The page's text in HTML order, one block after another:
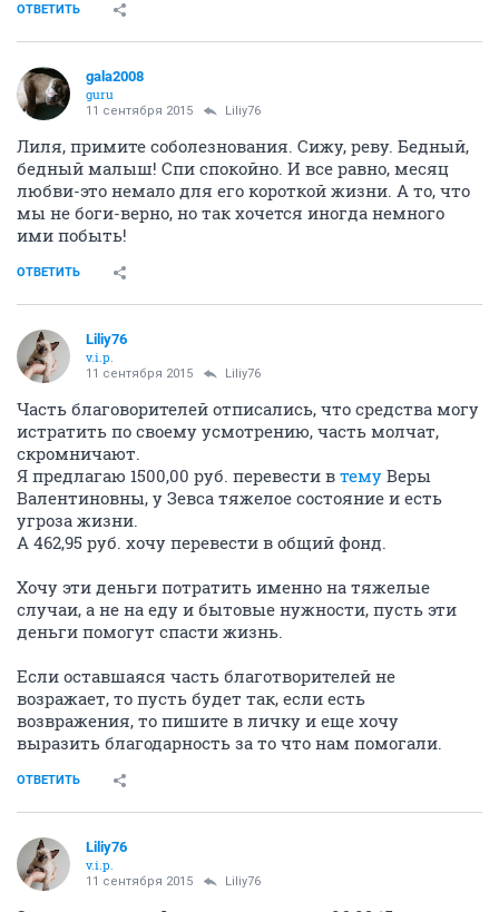
ОТВЕТИТЬ
gala2008
guru
11 сентября 2015 Liliy76
Лиля, примите соболезнования. Сижу, реву. Бедный,
бедный малыш! Спи спокойно. И все равно, месяц
любви-это немало для его короткой жизни. А то, что
мы не боги-верно, но так хочется иногда немного
ими побыть!
ОТВЕТИТЬ
Liliy76
v.i.p.
11 сентября 2015 Liliy76
Часть благоворителей отписались, что средства могу
истратить по своему усмотрению, часть молчат,
скромничают.
Я предлагаю 1500,00 руб. перевести в тему Веры
Валентиновны, у Зевса тяжелое состояние и есть
угроза жизни.
А 462,95 руб. хочу перевести в общий фонд.
Хочу эти деньги потратить именно на тяжелые
случаи, а не на еду и бытовые нужности, пусть эти
деньги помогут спасти жизнь.
Если оставшаяся часть благотворителей не
возражает, то пусть будет так, если есть
возвражения, то пишите в личку и еще хочу
выразить благодарность за то что нам помогали.
ОТВЕТИТЬ
Liliy76
v.i.p.
11 сентября 2015 Liliy76